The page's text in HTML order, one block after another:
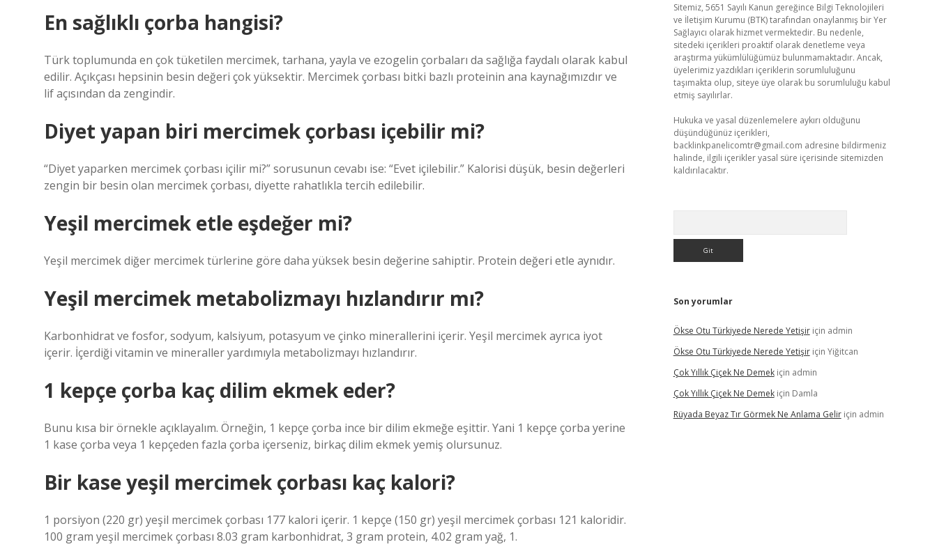
En sağlıklı çorba hangisi?
Türk toplumunda en çok tüketilen mercimek, tarhana, yayla ve ezogelin çorbaları da sağlığa faydalı olarak kabul
edilir. Açıkçası hepsinin besin değeri çok yüksektir. Mercimek çorbası bitki bazlı proteinin ana kaynağımızdır ve
lif açısından da zengindir.
Diyet yapan biri mercimek çorbası içebilir mi?
“Diyet yaparken mercimek çorbası içilir mi?” sorusunun cevabı ise: “Evet içilebilir.” Kalorisi düşük, besin değerleri
zengin bir besin olan mercimek çorbası, diyette rahatlıkla tercih edilebilir.
Yeşil mercimek etle eşdeğer mi?
Yeşil mercimek diğer mercimek türlerine göre daha yüksek besin değerine sahiptir. Protein değeri etle aynıdır.
Yeşil mercimek metabolizmayı hızlandırır mı?
Karbonhidrat ve fosfor, sodyum, kalsiyum, potasyum ve çinko minerallerini içerir. Yeşil mercimek ayrıca iyot
içerir. İçerdiği vitamin ve mineraller yardımıyla metabolizmayı hızlandırır.
1 kepçe çorba kaç dilim ekmek eder?
Bunu kısa bir örnekle açıklayalım. Örneğin, 1 kepçe çorba ince bir dilim ekmeğe eşittir. Yani 1 kepçe çorba yerine
1 kase çorba veya 1 kepçeden fazla çorba içerseniz, birkaç dilim ekmek yemiş olursunuz.
Bir kase yeşil mercimek çorbası kaç kalori?
1 porsiyon (220 gr) yeşil mercimek çorbası 177 kalori içerir. 1 kepçe (150 gr) yeşil mercimek çorbası 121 kaloridir.
100 gram yeşil mercimek çorbası 8.03 gram karbonhidrat, 3 gram protein, 4.02 gram yağ, 1.
Sitemiz, 5651 Sayılı Kanun gereğince Bilgi Teknolojileri
ve İletişim Kurumu (BTK) tarafından onaylanmış bir Yer
Sağlayıcı olarak hizmet vermektedir. Bu nedenle,
sitedeki içerikleri proaktif olarak denetleme veya
araştırma yükümlülüğümüz bulunmamaktadır. Ancak,
üyelerimiz yazdıkları içeriklerin sorumluluğunu
taşımakta olup, siteye üye olarak bu sorumluluğu kabul
etmiş sayılırlar.
Hukuka ve yasal düzenlemelere aykırı olduğunu
düşündüğünüz içerikleri,
backlinkpanelicomtr@gmail.com adresine bildirmeniz
halinde, ilgili içerikler yasal süre içerisinde sitemizden
kaldırılacaktır.
Son yorumlar
Ökse Otu Türkiyede Nerede Yetişiriçin admin
Ökse Otu Türkiyede Nerede Yetişiriçin Yiğitcan
Çok Yıllık Çiçek Ne Demekiçin admin
Çok Yıllık Çiçek Ne Demekiçin Damla
Rüyada Beyaz Tır Görmek Ne Anlama Geliriçin admin